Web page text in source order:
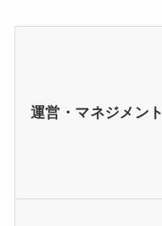
運営・マネジメント